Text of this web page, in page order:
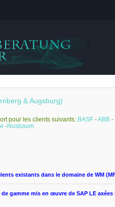
& Augsburg)
pour les clients suivants: BASF -ABB -
-Nusbaum
existants dans le domaine de WM (
de gamme mis en œuvre de SAP LE axées